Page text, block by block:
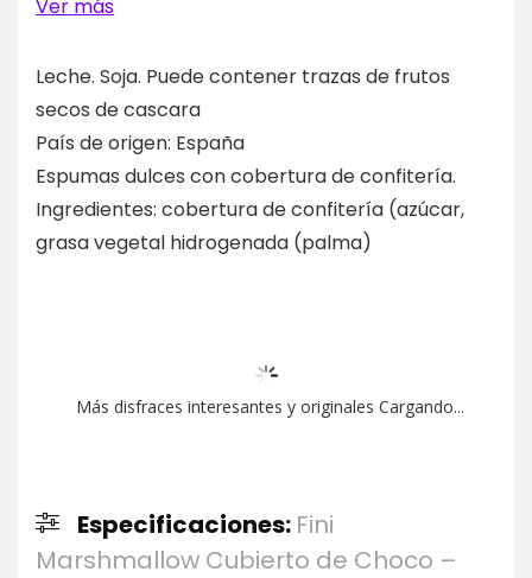
Ver más
Leche. Soja. Puede contener trazas de frutos
secos de cascara
País de origen: España
Espumas dulces con cobertura de confitería.
Ingredientes: cobertura de confitería (azúcar,
grasa vegetal hidrogenada (palma)
Más disfraces interesantes y originales Cargando...
Especificaciones: Fini
Marshmallow Cubierto de Choco –